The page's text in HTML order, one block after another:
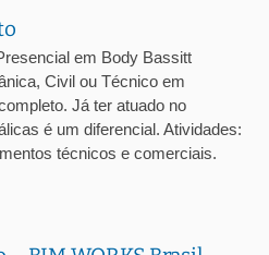
em Body Bassitt
Civil ou Técnico em
Já ter atuado no
é um diferencial. Atividades:
técnicos e comerciais.